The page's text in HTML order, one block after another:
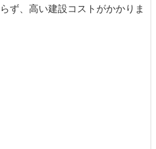
ず、高い建設コストがかかりま